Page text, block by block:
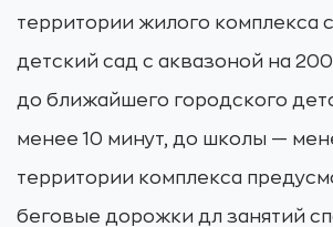
территории жилого комплекса
детский сад с аквазоной на
до ближайшего городского
менее 10 минут, до школы —
территории комплекса
беговые дорожки дл занятий